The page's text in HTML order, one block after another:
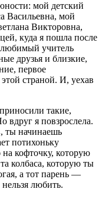
мой детский
Васильевна, мой
Викторовна,
куда я пошла после
любимый учитель
друзья и близкие,
первое
страной. И, уехав
такие,
вдруг я повзрослела.
ты начинаешь
потихоньку
кофточку, которую
колбаса, которую ты
а тот парень —
любить.